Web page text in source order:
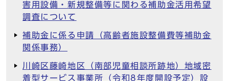
害用設備・新規整備等に関わる補助金活用希望
調査について
補助金に係る申請（高齢者施設整備費等補助金
関係事務）
川崎区藤崎地区（南部児童相談所跡地）地域密
着型サービス事業所（令和8年度開設予定）設